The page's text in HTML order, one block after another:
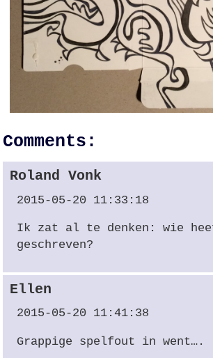
Comments:
Roland Vonk
2015-05-20 11:33:18
Ik zat al te denken: wie
geschreven?
Ellen
2015-05-20 11:41:38
Grappige spelfout in went….